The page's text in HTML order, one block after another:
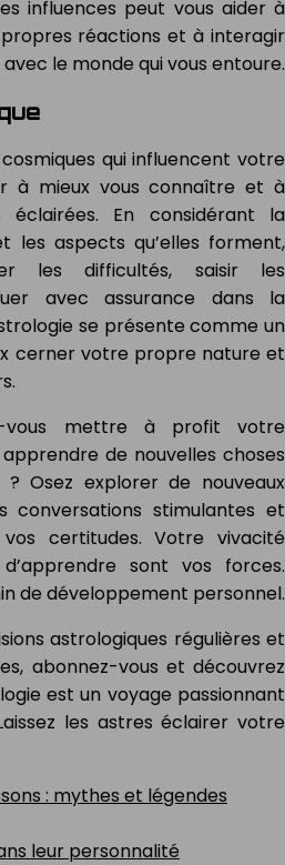
influences peut vous aider à
réactions et à interagir
le monde qui vous entoure.
qui influencent votre
à mieux vous connaître et à
éclairées. En considérant la
les aspects qu’elles forment,
les difficultés, saisir les
avec assurance dans la
se présente comme un
cerner votre propre nature et
vous mettre à profit votre
de nouvelles choses
Osez explorer de nouveaux
conversations stimulantes et
certitudes. Votre vivacité
sont vos forces.
de développement personnel.
astrologiques régulières et
abonnez-vous et découvrez
est un voyage passionnant
les astres éclairer votre
: mythes et légendes
leur personnalité